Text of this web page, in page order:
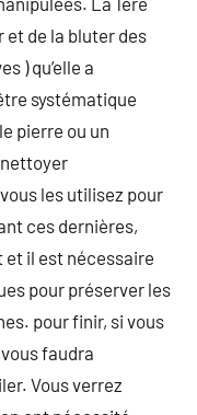
et de la bluter des
) qu’elle a
systématique
pierre ou un
les utilisez pour
ces dernières,
et il est nécessaire
pour préserver les
pour finir, si vous
faudra
Vous verrez